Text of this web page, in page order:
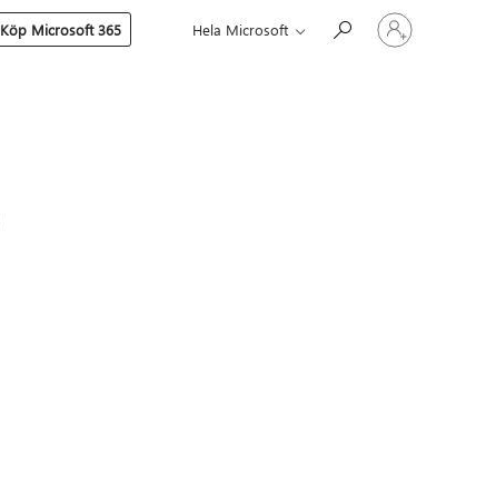
Köp Microsoft 365 Hela Microsoft
Logga
in